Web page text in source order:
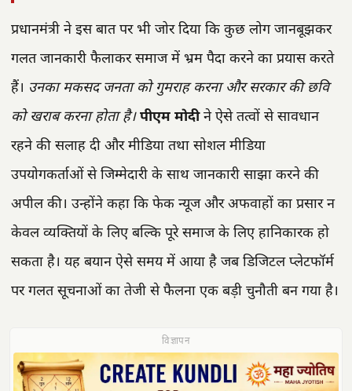
प्रधानमंत्री ने इस बात पर भी जोर दिया कि कुछ लोग जानबूझकर
गलत जानकारी फैलाकर समाज में भ्रम पैदा करने का प्रयास करते
हैं। उनका मकसद जनता को गुमराह करना और सरकार की छवि
को खराब करना होता है। पीएम मोदीने ऐसे तत्वों से सावधान
रहने की सलाह दी और मीडिया तथा सोशल मीडिया
उपयोगकर्ताओं से जिम्मेदारी के साथ जानकारी साझा करने की
अपील की। उन्होंने कहा कि फेक न्यूज और अफवाहों का प्रसार न
केवल व्यक्तियों के लिए बल्कि पूरे समाज के लिए हानिकारक हो
सकता है। यह बयान ऐसे समय में आया है जब डिजिटल प्लेटफॉर्म
पर गलत सूचनाओं का तेजी से फैलना एक बड़ी चुनौती बन गया है।
विज्ञापन